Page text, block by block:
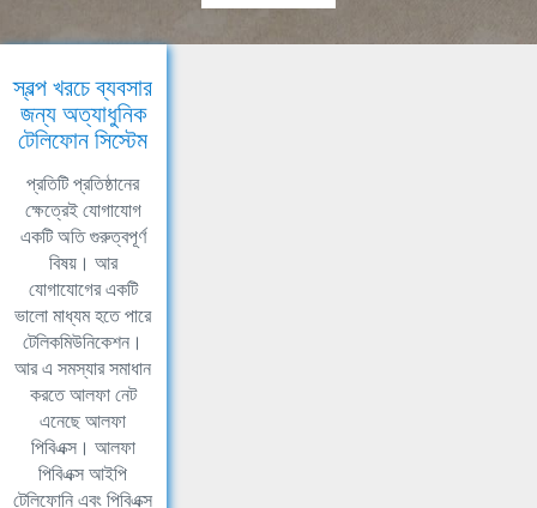
স্বল্প খরচে ব্যবসার
জন্য অত্যাধুনিক
টেলিফোন সিস্টেম
প্রতিটি প্রতিষ্ঠানের
ক্ষেত্রেই যোগাযোগ
একটি অতি গুরুত্বপূর্ণ
বিষয়। আর
যোগাযোগের একটি
ভালো মাধ্যম হতে পারে
টেলিকমিউনিকেশন।
আর এ সমস্যার সমাধান
করতে আলফা নেট
এনেছে আলফা
পিবিএক্স। আলফা
পিবিএক্স আইপি
টেলিফোনি এবং পিবিএক্স